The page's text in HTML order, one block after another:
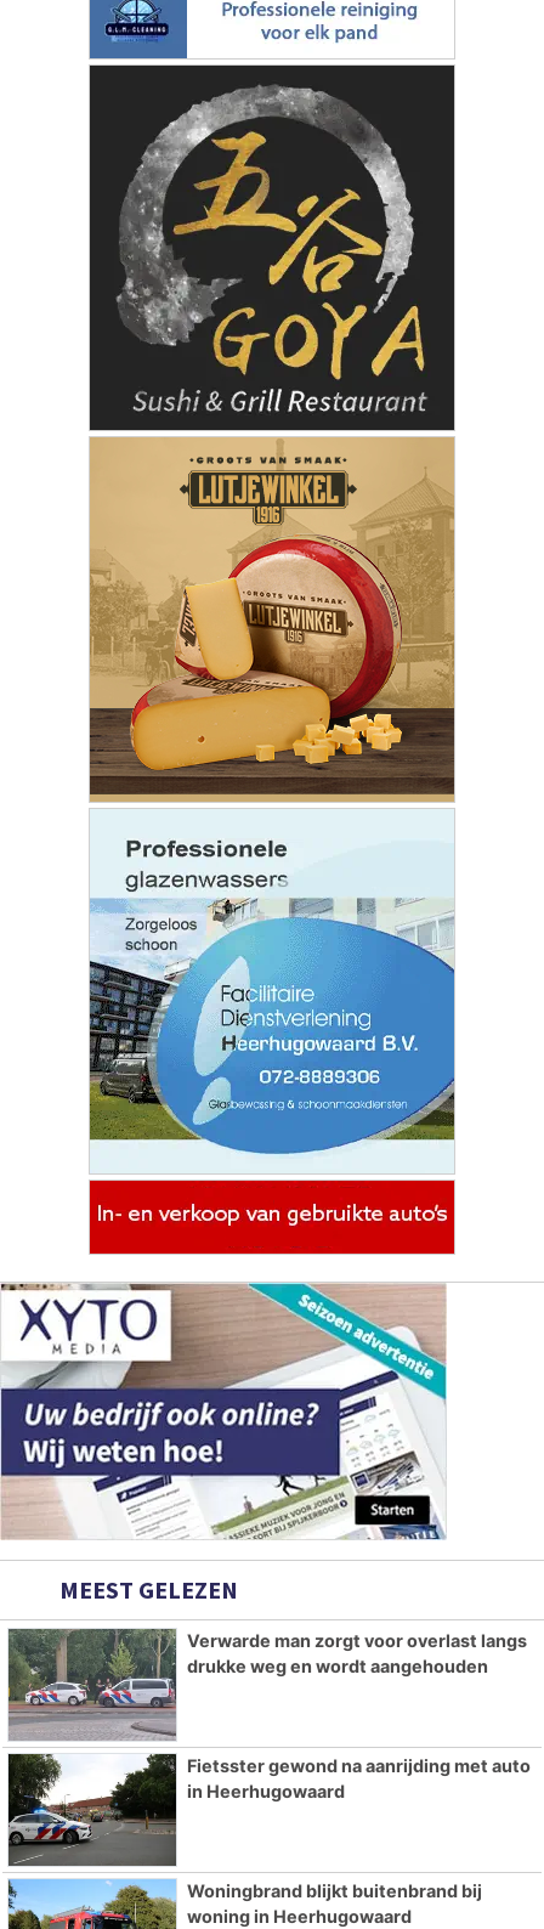
MEEST GELEZEN
Verwarde man zorgt voor overlast langs
drukke weg en wordt aangehouden
Fietsster gewond na aanrijding met auto
in Heerhugowaard
Woningbrand blijkt buitenbrand bij
woning in Heerhugowaard